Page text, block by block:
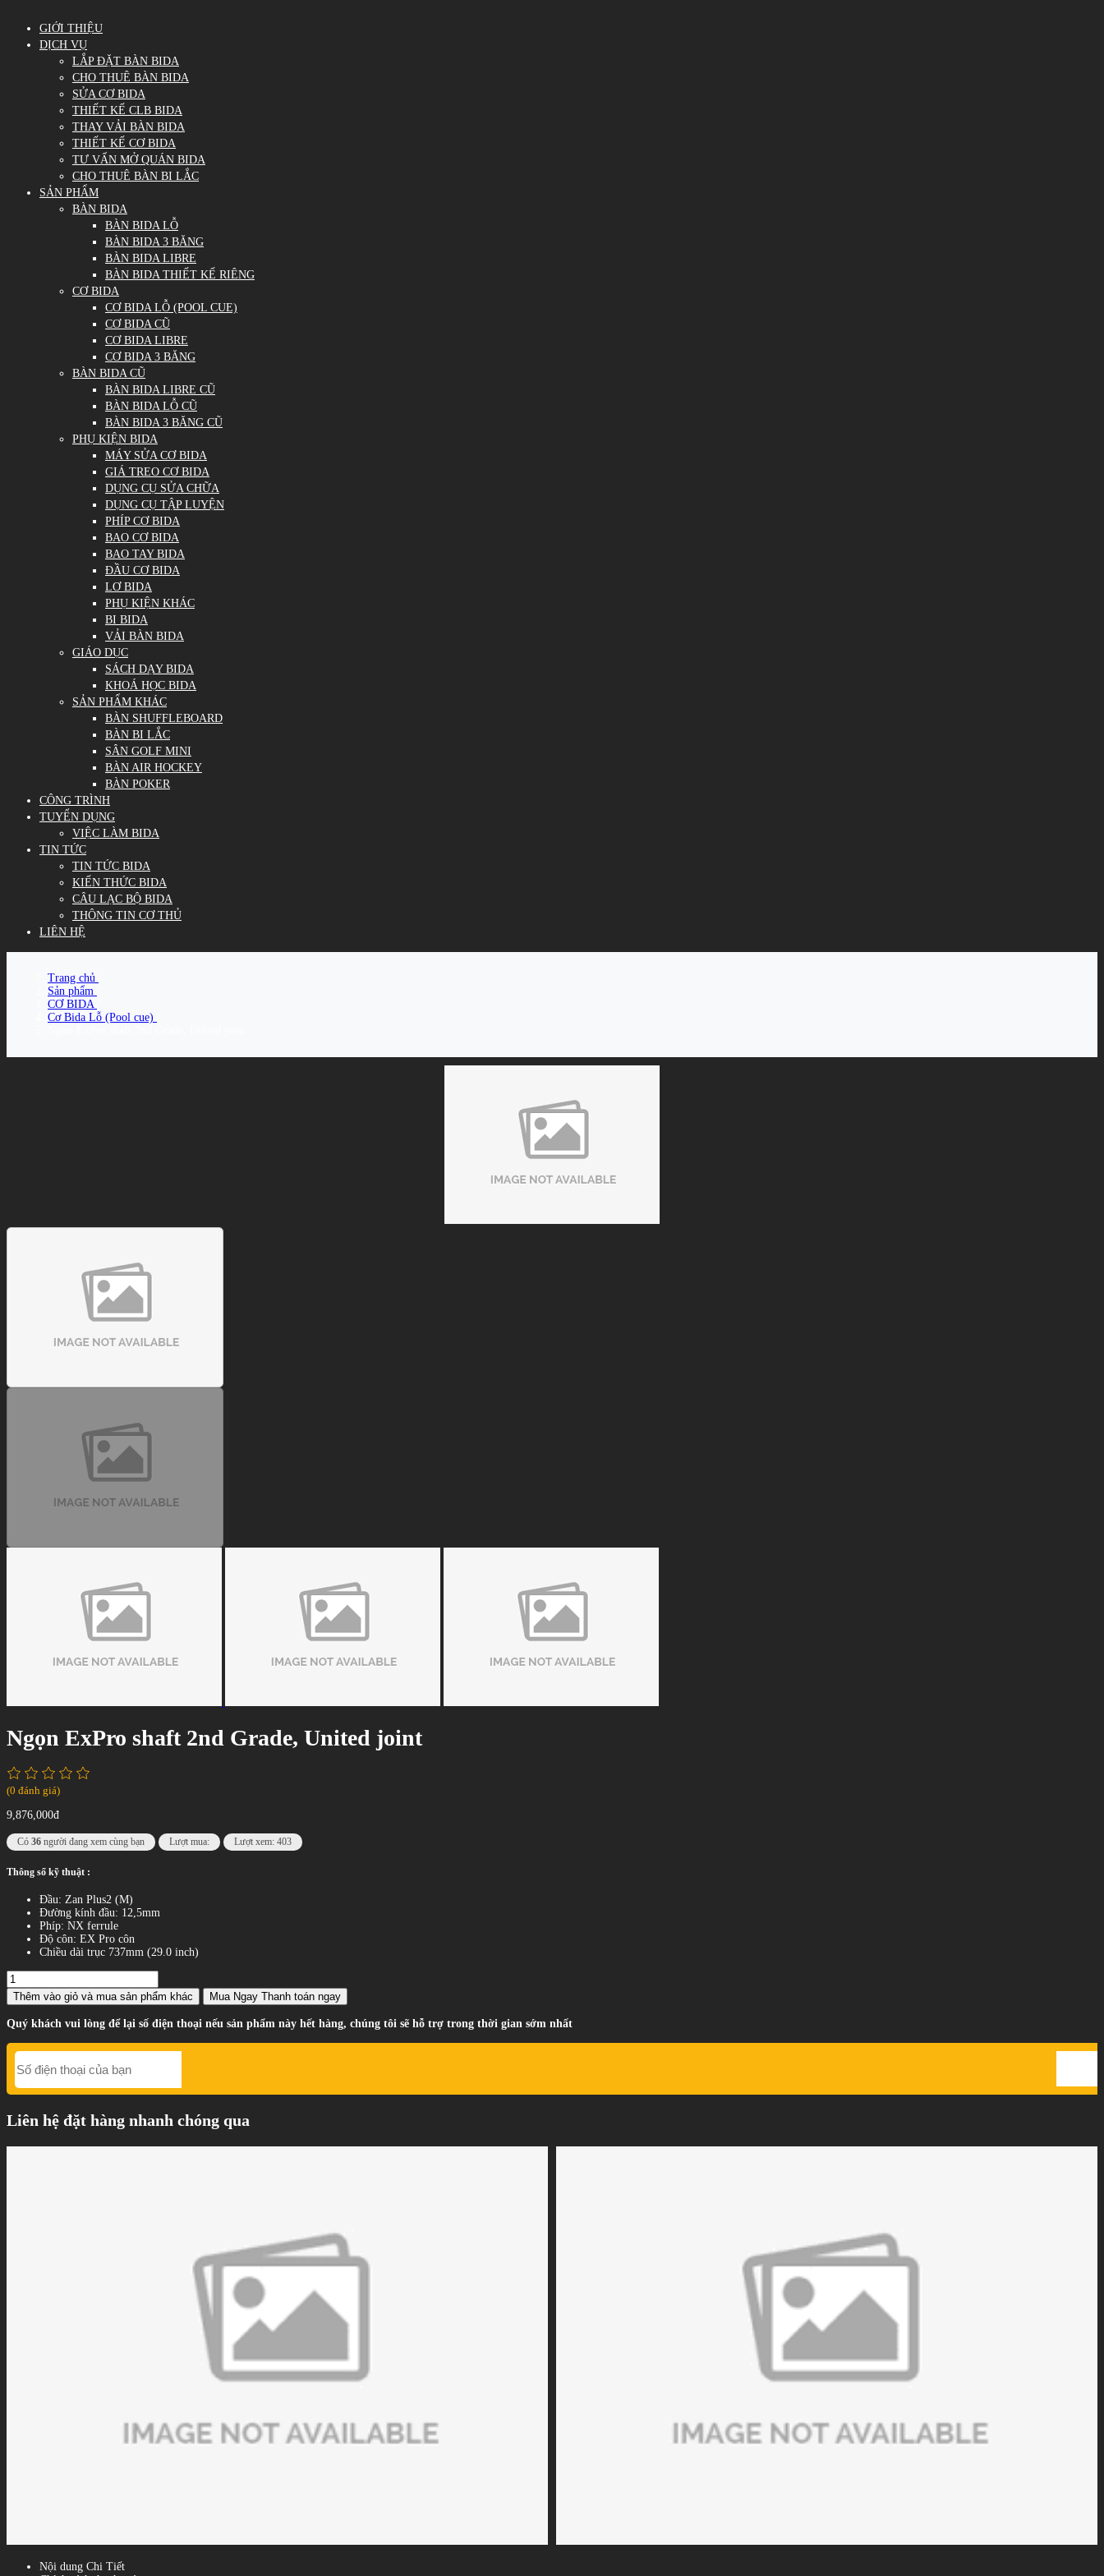
GIỚI THIỆU
DỊCH VỤ
LẮP ĐẶT BÀN BIDA
CHO THUÊ BÀN BIDA
SỬA CƠ BIDA
THIẾT KẾ CLB BIDA
THAY VẢI BÀN BIDA
THIẾT KẾ CƠ BIDA
TƯ VẤN MỞ QUÁN BIDA
CHO THUÊ BÀN BI LẮC
SẢN PHẨM
BÀN BIDA
BÀN BIDA LỖ
BÀN BIDA 3 BĂNG
BÀN BIDA LIBRE
BÀN BIDA THIẾT KẾ RIÊNG
CƠ BIDA
CƠ BIDA LỖ (POOL CUE)
CƠ BIDA CŨ
CƠ BIDA LIBRE
CƠ BIDA 3 BĂNG
BÀN BIDA CŨ
BÀN BIDA LIBRE CŨ
BÀN BIDA LỖ CŨ
BÀN BIDA 3 BĂNG CŨ
PHỤ KIỆN BIDA
MÁY SỬA CƠ BIDA
GIÁ TREO CƠ BIDA
DỤNG CỤ SỬA CHỮA
DỤNG CỤ TẬP LUYỆN
PHÍP CƠ BIDA
BAO CƠ BIDA
BAO TAY BIDA
ĐẦU CƠ BIDA
LƠ BIDA
PHỤ KIỆN KHÁC
BI BIDA
VẢI BÀN BIDA
GIÁO DỤC
SÁCH DẠY BIDA
KHOÁ HỌC BIDA
SẢN PHẨM KHÁC
BÀN SHUFFLEBOARD
BÀN BI LẮC
SÂN GOLF MINI
BÀN AIR HOCKEY
BÀN POKER
CÔNG TRÌNH
TUYỂN DỤNG
VIỆC LÀM BIDA
TIN TỨC
TIN TỨC BIDA
KIẾN THỨC BIDA
CÂU LẠC BỘ BIDA
THÔNG TIN CƠ THỦ
LIÊN HỆ
Trang chủ
Sản phẩm
CƠ BIDA
Cơ Bida Lỗ (Pool cue)
Ngọn ExPro shaft 2nd Grade, United joint
(0 đánh giá)
9,876,000đ
Có 36 người đang xem cùng bạn Lượt mua: Lượt xem: 403
Thông số kỹ thuật :
Đầu: Zan Plus2 (M)
Đường kính đầu: 12,5mm
Phíp: NX ferrule
Độ côn: EX Pro côn
Chiều dài trục 737mm (29.0 inch)
Thêm vào giỏ và mua sản phẩm khác Mua Ngay Thanh toán ngay
Quý khách vui lòng để lại số điện thoại nếu sản phẩm này hết hàng, chúng tôi sẽ hỗ trợ trong thời gian sớm nhất
Liên hệ đặt hàng nhanh chóng qua
Nội dung Chi Tiết